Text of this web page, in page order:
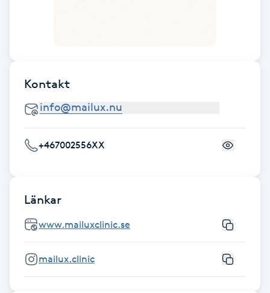
IR-massage
Japansk massage
Kemisk peeling
Keratinbehandling
Kinesiologi
Kontakt
+467002556XX
Länkar
www.mailuxclinic.se
mailux.clinic